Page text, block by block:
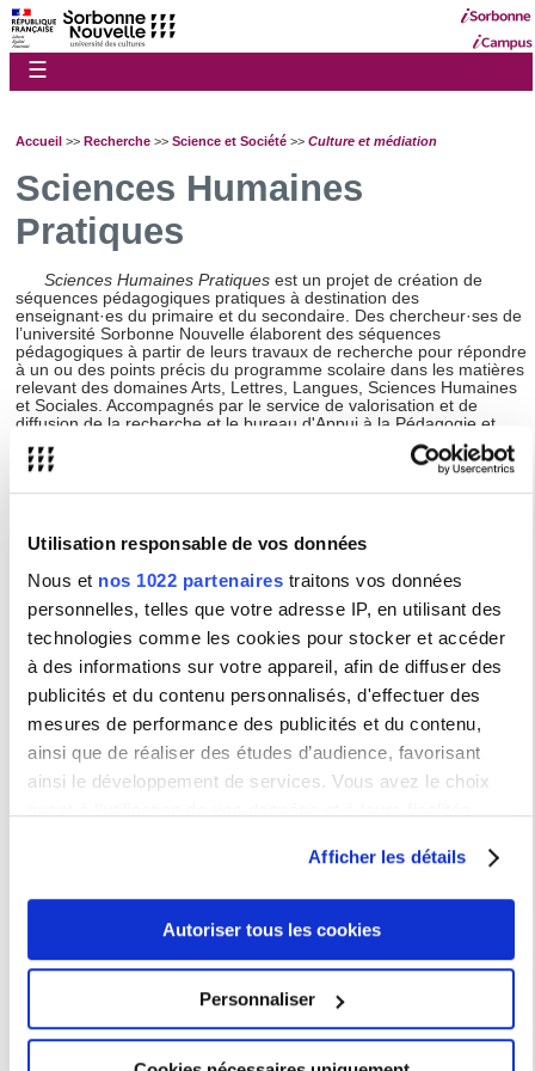
Utilisation responsable de vos données
Nous et nos 1022 partenaires traitons vos données
personnelles, telles que votre adresse IP, en utilisant des
technologies comme les cookies pour stocker et accéder
à des informations sur votre appareil, afin de diffuser des
publicités et du contenu personnalisés, d'effectuer des
mesures de performance des publicités et du contenu,
ainsi que de réaliser des études d’audience, favorisant
ainsi le développement de services. Vous avez le choix
moment en consultant la Déclaration relative aux cookies
ou en cliquant sur l'icône de confidentialité.
Si vous le permettez, nous aimerions également :
géographique qui peuvent être précises à plusieurs
mètres près
Afficher les détails
Autoriser tous les cookies
Personnaliser
☰
Activités scientifiques
Politique scientifique
Labellisation HRS4R
Maison de la Recherche
Accueil >> Recherche >> Science et Société >> Culture et médiation
Sciences Humaines
Pratiques
Sciences Humaines Pratiques est un projet de création de
séquences pédagogiques pratiques à destination des
enseignant·es du primaire et du secondaire. Des chercheur·ses de
l’université Sorbonne Nouvelle élaborent des séquences
pédagogiques à partir de leurs travaux de recherche pour répondre
à un ou des points précis du programme scolaire dans les matières
relevant des domaines Arts, Lettres, Langues, Sciences Humaines
et Sociales. Accompagnés par le service de valorisation et de
diffusion de la recherche et le bureau d'Appui à la Pédagogie et
aux Projets, les chercheur·ses travaillent en relation étroite avec les
enseignant·es de maternelle, primaire, collège ou lycée pour
construire les séquences et les tester en classe. Ces séquences,
qui prennent la forme d’ateliers pratiques et ludiques, sont
les enseignant·es de les utiliser dans le cadre de leurs cours.
Tous les éléments qui figurent dans cette rubrique
(documents, images, graphisme, structure, etc.) sont protégés par
le droit sur la propriété intellectuelle. Toutefois, les documents
peuvent être utilisés librement par les enseignants lorsqu'ils sont
destinés à un usage pédagogique et non commercial, et à
condition que leur origine soit citée.
Les premières séquences seront mises en ligne avant la fin
de l'année 2026.